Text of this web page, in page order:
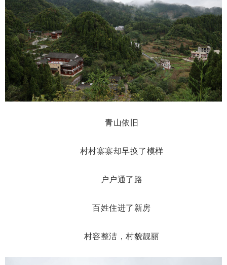
青山依旧
村村寨寨却早换了模样
户户通了路
百姓住进了新房
村容整洁，村貌靓丽